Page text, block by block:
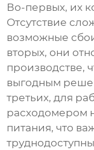
Во-первых, их
Отсутствие
возможные
вторых, они
производстве,
выгодным
третьих, для
расходомером
питания, что